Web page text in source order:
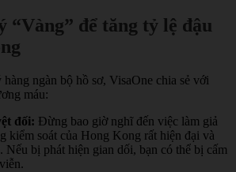
“Vàng” để tăng tỷ lệ đậu
ngàn bộ hồ sơ, VisaOne chia sẻ với
máu:
đối: Đừng bao giờ nghĩ đến việc làm giả
kiểm soát của Hong Kong rất hiện đại và
Nếu bị phát hiện gian dối, bạn có thể bị cấm